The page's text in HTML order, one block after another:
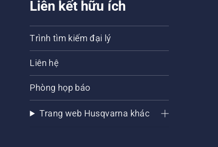
Liên kết hữu ích
Trình tìm kiếm đại lý
Liên hệ
Phòng họp báo
Trang web Husqvarna khác